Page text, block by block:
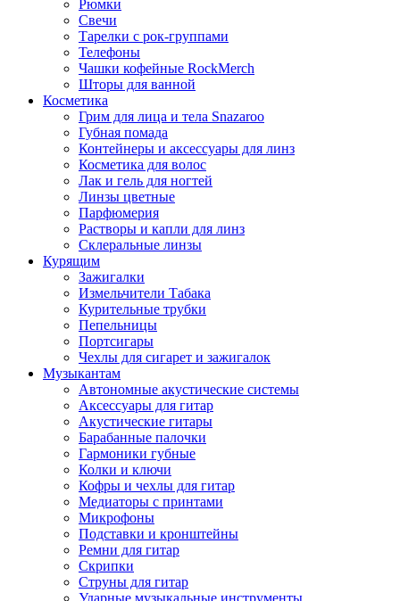
Рюмки
Свечи
Тарелки с рок-группами
Телефоны
Чашки кофейные RockMerch
Шторы для ванной
Косметика
Грим для лица и тела Snazaroo
Губная помада
Контейнеры и аксессуары для линз
Косметика для волос
Лак и гель для ногтей
Линзы цветные
Парфюмерия
Растворы и капли для линз
Склеральные линзы
Курящим
Зажигалки
Измельчители Табака
Курительные трубки
Пепельницы
Портсигары
Чехлы для сигарет и зажигалок
Музыкантам
Автономные акустические системы
Аксессуары для гитар
Акустические гитары
Барабанные палочки
Гармоники губные
Колки и ключи
Кофры и чехлы для гитар
Медиаторы с принтами
Микрофоны
Подставки и кронштейны
Ремни для гитар
Скрипки
Струны для гитар
Ударные музыкальные инструменты